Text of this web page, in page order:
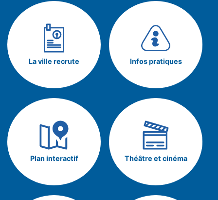
La ville recrute Infos pratiques
Plan interactif Théâtre et cinéma